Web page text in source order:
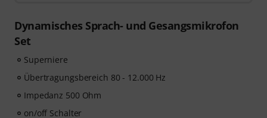
Beim Kauf dieses Produktes
im Zeitraum 15. Juli 2026
bis 14. Oktober 2026
Tage-Gutschein Code mit vollem Zugang zu unserem
Premium-Kurs„Singen für Anfänger“
Streisand, Justin Timberlake und Britney Spears
zusammengearbeitet hat.
Dynamisches Sprach- und Gesangsmikrofon
Set
Superniere
Übertragungsbereich 80 - 12.000 Hz
Impedanz 500 Ohm
on/off Schalter